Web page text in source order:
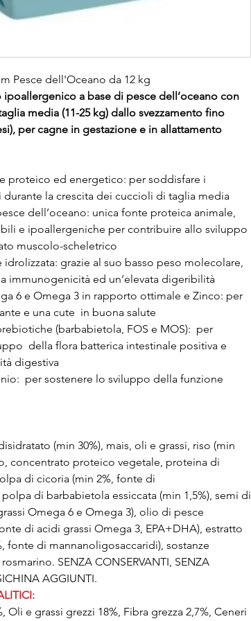
Pesce dell'Oceano da 12 kg
a base di pesce dell’oceano con
media (11-25 kg) dallo svezzamento fino
per cagne in gestazione e in allattamento
proteico ed energetico: per soddisfare i
la crescita dei cuccioli di taglia media
dell’oceano: unica fonte proteica animale,
e ipoallergeniche per contribuire allo sviluppo
muscolo-scheletrico
grazie al suo basso peso molecolare,
immunogenicità ed un’elevata digeribilità
6 e Omega 3 in rapporto ottimale e Zinco: per
e una cute in buona salute
(barbabietola, FOS e MOS): per
della flora batterica intestinale positiva e
digestiva
per sostenere lo sviluppo della funzione
(min 30%), mais, oli e grassi, riso (min
concentrato proteico vegetale, proteina di
di cicoria (min 2%, fonte di
di barbabietola essiccata (min 1,5%), semi di
Omega 6 e Omega 3), olio di pesce
di acidi grassi Omega 3, EPA+DHA), estratto
fonte di mannanoligosaccaridi), sostanze
SENZA CONSERVANTI, SENZA
AGGIUNTI.
Oli e grassi grezzi 18%, Fibra grezza 2,7%, Ceneri